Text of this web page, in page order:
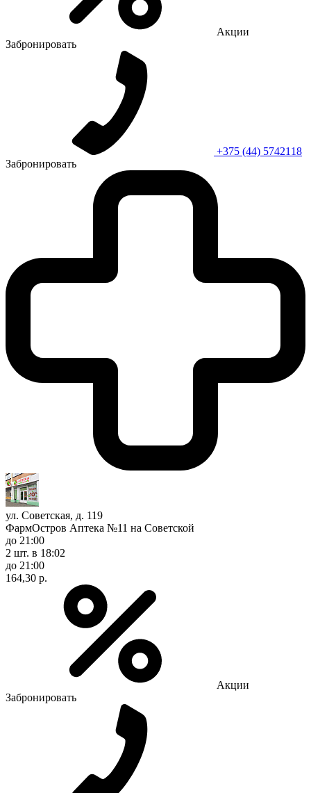
Акции
Забронировать
+375 (44) 5742118
Забронировать
ул. Советская, д. 119
ФармОстров Аптека №11 на Советской
до 21:00
2 шт. в 18:02
до 21:00
164,30 р.
Акции
Забронировать